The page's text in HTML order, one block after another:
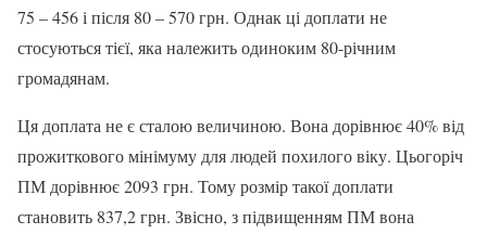
75 – 456 і після 80 – 570 грн. Однак ці доплати не
стосуються тієї, яка належить одиноким 80-річним
громадянам.
Ця доплата не є сталою величиною. Вона дорівнює 40% від
прожиткового мінімуму для людей похилого віку. Цьогоріч
ПМ дорівнює 2093 грн. Тому розмір такої доплати
становить 837,2 грн. Звісно, з підвищенням ПМ вона